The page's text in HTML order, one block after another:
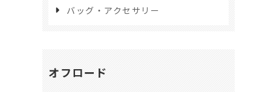
バッグ・アクセサリー
オフロード